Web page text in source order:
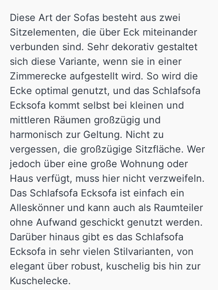
Diese Art der Sofas besteht aus zwei
Sitzelementen, die über Eck miteinander
verbunden sind. Sehr dekorativ gestaltet
sich diese Variante, wenn sie in einer
Zimmerecke aufgestellt wird. So wird die
Ecke optimal genutzt, und das Schlafsofa
Ecksofa kommt selbst bei kleinen und
mittleren Räumen großzügig und
harmonisch zur Geltung. Nicht zu
vergessen, die großzügige Sitzfläche. Wer
jedoch über eine große Wohnung oder
Haus verfügt, muss hier nicht verzweifeln.
Das Schlafsofa Ecksofa ist einfach ein
Alleskönner und kann auch als Raumteiler
ohne Aufwand geschickt genutzt werden.
Darüber hinaus gibt es das Schlafsofa
Ecksofa in sehr vielen Stilvarianten, von
elegant über robust, kuschelig bis hin zur
Kuschelecke.